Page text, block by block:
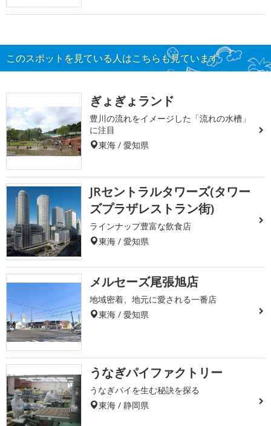
このスポットを見ている人はこちらも見ています
ぎょぎょランド
豊川の流れをイメージした「流れの水槽」
に注目
東海 / 愛知県
JRセントラルタワーズ(タワー
ズプラザレストラン街)
ラインナップ豊富な飲食店
東海 / 愛知県
メルセーズ尾張旭店
地域密着、地元に愛される一番店
東海 / 愛知県
うなぎパイファクトリー
うなぎパイを生む秘訣を探る
東海 / 静岡県